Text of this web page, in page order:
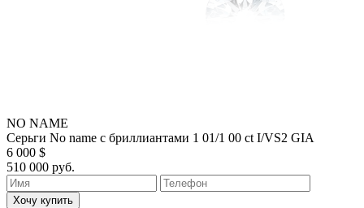
NO NAME
Серьги No name с бриллиантами 1 01/1 00 ct I/VS2 GIA
6 000 $
510 000 руб.
Хочу купить